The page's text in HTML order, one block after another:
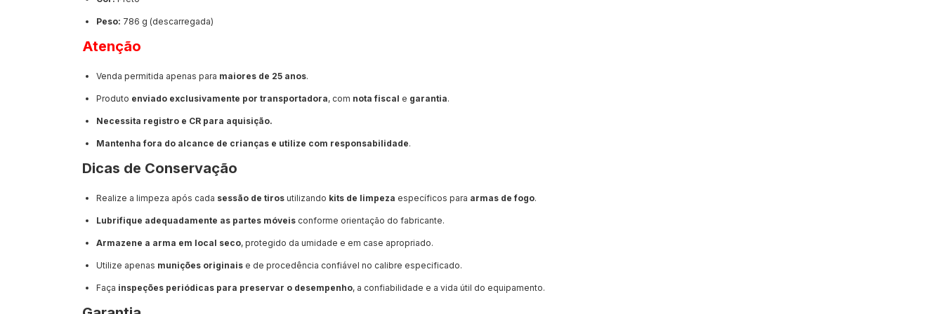
Peso: 786 g (descarregada)
Atenção
Venda permitida apenas para maiores de 25 anos.
Produto enviado exclusivamente por transportadora, com nota fiscal e garantia.
Necessita registro e CR para aquisição.
Mantenha fora do alcance de crianças e utilize com responsabilidade.
Dicas de Conservação
Realize a limpeza após cada sessão de tiros utilizando kits de limpeza específicos para armas de fogo.
Lubrifique adequadamente as partes móveis conforme orientação do fabricante.
Armazene a arma em local seco, protegido da umidade e em case apropriado.
Utilize apenas munições originais e de procedência confiável no calibre especificado.
Faça inspeções periódicas para preservar o desempenho, a confiabilidade e a vida útil do equipamento.